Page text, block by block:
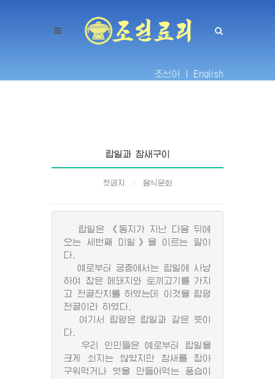
조선어 | English
랍일과 참새구이
첫페지 음식문화
랍일은 《동지가 지난 다음 뒤에
오는 세번째 미일》을 이르는 말이
다.
예로부터 궁중에서는 랍일에 사냥
하여 잡은 메돼지와 토끼고기를 가지
고 전골잔치를 하였는데 이것을 랍평
전골이라 하였다.
여기서 랍평은 랍일과 같은 뜻이
다.
우리 인민들은 예로부터 랍일을
크게 쇠지는 않았지만 참새를 잡아
구워먹거나 엿을 만들어먹는 풍습이